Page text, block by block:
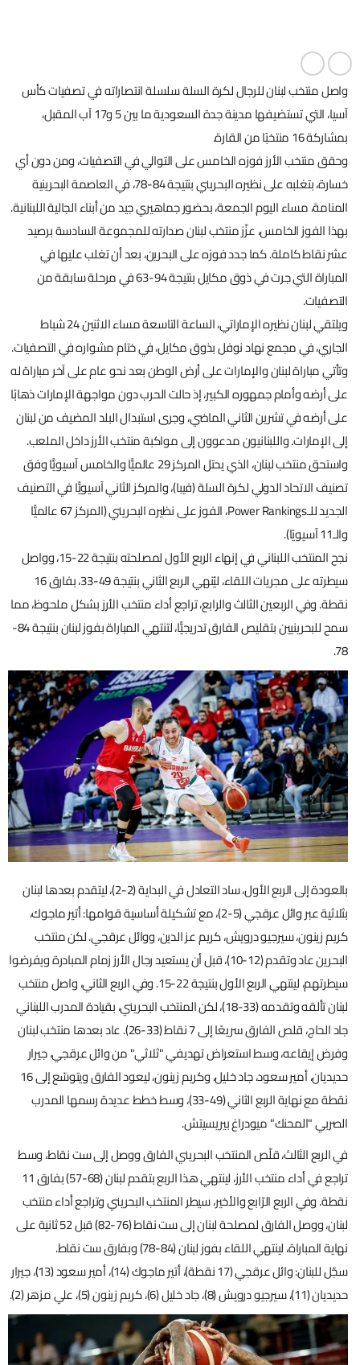
واصل منتخب لبنان للرجال لكرة السلة سلسلة انتصاراته في تصفيات كأس
آسيا، التي تستضيفها مدينة جدة السعودية ما بين 5 و17 آب المقبل،
بمشاركة 16 منتخبًا من القارة.
وحقق منتخب الأرز فوزه الخامس على التوالي في التصفيات، ومن دون أي
خسارة، بتغلبه على نظيره البحريني بنتيجة 84-78، في العاصمة البحرينية
المنامة، مساء اليوم الجمعة، بحضور جماهيري جيد من أبناء الجالية اللبنانية.
بهذا الفوز الخامس، عزّز منتخب لبنان صدارته للمجموعة السادسة برصيد
عشر نقاط كاملة. كما جدد فوزه على البحرين، بعد أن تغلب عليها في
المباراة التي جرت في ذوق مكايل بنتيجة 94-63 في مرحلة سابقة من
التصفيات.
ويلتقي لبنان نظيره الإماراتي، الساعة التاسعة مساء الاثنين 24 شباط
الجاري، في مجمع نهاد نوفل بذوق مكايل، في ختام مشواره في التصفيات.
وتأتي مباراة لبنان والإمارات على أرض الوطن بعد نحو عام على آخر مباراة له
على أرضه وأمام جمهوره الكبير، إذ حالت الحرب دون مواجهة الإمارات ذهابًا
على أرضه في تشرين الثاني الماضي، وجرى استبدال البلد المضيف من لبنان
إلى الإمارات. واللبنانيون مدعوون إلى مواكبة منتخب الأرز داخل الملعب.
واستحق منتخب لبنان، الذي يحتل المركز 29 عالميًّا والخامس آسيويًّا وفق
تصنيف الاتحاد الدولي لكرة السلة (فيبا)، والمركز الثاني آسيويًّا في التصنيف
الجديد للـPower Rankings، الفوز على نظيره البحريني (المركز 67 عالميًّا
والـ11 آسيويًا).
نجح المنتخب اللبناني في إنهاء الربع الأول لمصلحته بنتيجة 22-15، وواصل
سيطرته على مجريات اللقاء، ليُنهي الربع الثاني بنتيجة 49-33، بفارق 16
نقطة. وفي الربعين الثالث والرابع، تراجع أداء منتخب الأرز بشكل ملحوظ، مما
سمح للبحرينيين بتقليص الفارق تدريجيًّا، لتنتهي المباراة بفوز لبنان بنتيجة 84-
78.
بالعودة إلى الربع الأول، ساد التعادل في البداية (2-2)، ليتقدم بعدها لبنان
بثلاثية عبر وائل عرقجي (5-2)، مع تشكيلة أساسية قوامها: أتير ماجوك،
كريم زينون، سيرجيو درويش، كريم عز الدين، ووائل عرقجي. لكن منتخب
البحرين عاد وتقدم (12-10)، قبل أن يستعيد رجال الأرز زمام المبادرة ويفرضوا
سيطرتهم، لينتهي الربع الأول بنتيجة 22-15. وفي الربع الثاني، واصل منتخب
لبنان تألقه وتقدمه (33-18)، لكن المنتخب البحريني، بقيادة المدرب اللبناني
جاد الحاج، قلص الفارق سريعًا إلى 7 نقاط (33-26). عاد بعدها منتخب لبنان
وفرض إيقاعه، وسط استعراض تهديفي "ثلاثي" من وائل عرقجي، جيرار
حديديان، أمير سعود، جاد خليل، وكريم زينون، ليعود الفارق ويتوسّع إلى 16
نقطة مع نهاية الربع الثاني (49-33)، وسط خطط عديدة رسمها المدرب
الصربي "المحنك" ميودراغ بيريسيتش.
في الربع الثالث، قلّص المنتخب البحريني الفارق ووصل إلى ست نقاط، وسط
تراجع في أداء منتخب الأرز، لينتهي هذا الربع بتقدم لبنان (68-57) بفارق 11
نقطة. وفي الربع الرّابع والأخير، سيطر المنتخب البحريني وتراجع أداء منتخب
لبنان، ووصل الفارق لمصلحة لبنان إلى ست نقاط (76-82) قبل 52 ثانية على
نهاية المباراة، لينتهي اللقاء بفوز لبنان (84-78) وبفارق ست نقاط.
سجّل للبنان: وائل عرقجي (17 نقطة)، أتير ماجوك (14)، أمير سعود (13)، جيرار
حديديان (11)، سيرجيو درويش (8)، جاد خليل (6)، كريم زينون (5)، علي مزهر (2).